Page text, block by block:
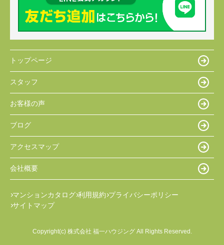
トップページ
スタッフ
お客様の声
ブログ
アクセスマップ
会社概要
マンションカタログ 利用規約 プライバシーポリシー
サイトマップ
Copyright(c) 株式会社 福一ハウジング All Rights Reserved.